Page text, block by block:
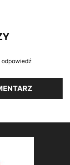
odpowiedź